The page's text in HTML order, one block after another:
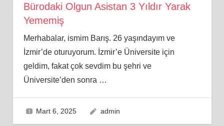
Bürodaki Olgun Asistan 3 Yıldır Yarak
Yememiş
Merhabalar, ismim Barış. 26 yaşındayım ve
İzmir’de oturuyorum. İzmir’e Üniversite için
geldim, fakat çok sevdim bu şehri ve
Üniversite’den sonra …
Mart 6, 2025 admin